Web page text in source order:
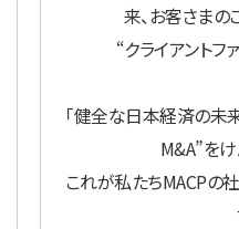
来、お客さま
“クライアントフ
「健全な日本経済の未
M&A”をけ
これが私たちMACPの